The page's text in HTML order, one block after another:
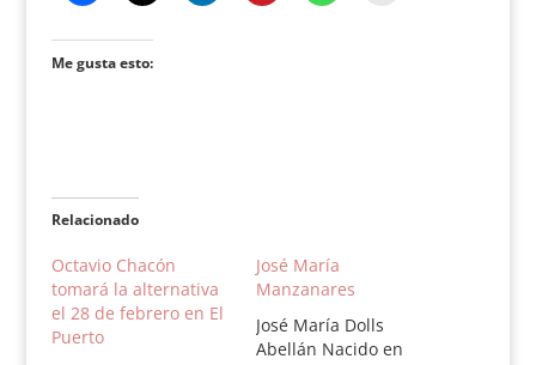
Me gusta esto:
Relacionado
Octavio Chacón
tomará la alternativa
el 28 de febrero en El
Puerto
José María
Manzanares
José María Dolls
Abellán Nacido en